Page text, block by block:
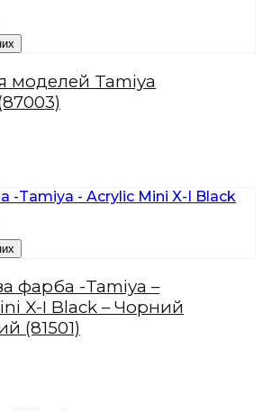
моделей Tamiya
фарба -Tamiya –
X-I Black – Чорний
(81501)